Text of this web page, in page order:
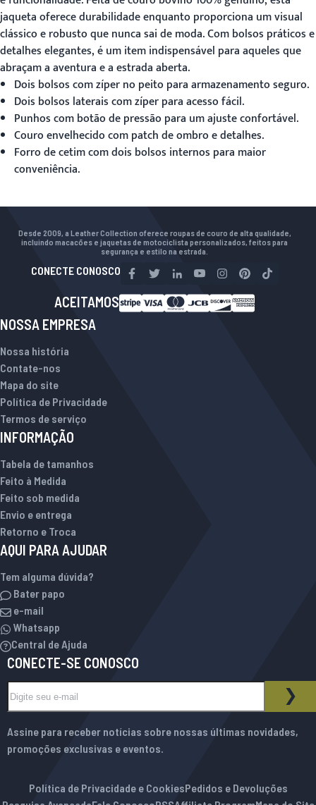
jaqueta oferece durabilidade enquanto proporciona um visual
clássico e robusto que nunca sai de moda. Com bolsos práticos e
detalhes elegantes, é um item indispensável para aqueles que
abraçam a aventura e a estrada aberta.
Dois bolsos com zíper no peito para armazenamento seguro.
Dois bolsos laterais com zíper para acesso fácil.
Punhos com botão de pressão para um ajuste confortável.
Couro envelhecido com patch de ombro e detalhes.
Forro de cetim com dois bolsos internos para maior
conveniência.
Desde 2009, a Leather Collection oferece roupas de couro de alta qualidade,
incluindo macacões e jaquetas de motociclista personalizados, feitos para
segurança e estilo na estrada.
CONECTE CONOSCO
ACEITAMOS
NOSSA EMPRESA
Nossa história
Contate-nos
Mapa do site
Política de Privacidade
Termos de serviço
INFORMAÇÃO
Tabela de tamanhos
Feito à Medida
Feito sob medida
Envio e entrega
Retorno e Troca
AQUI PARA AJUDAR
Tem alguma dúvida?
Bater papo
e-mail
Whatsapp
Central de Ajuda
CONECTE-SE CONOSCO
BOLETIM INFORMATIVO
Assine para receber notícias sobre nossas últimas novidades,
promoções exclusivas e eventos.
Política de Privacidade e CookiesPedidos e Devoluções